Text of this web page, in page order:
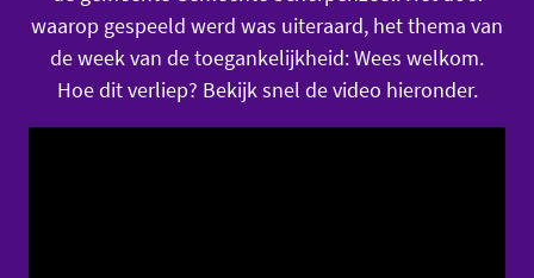
waarop gespeeld werd was uiteraard, het thema van
de week van de toegankelijkheid: Wees welkom.
Hoe dit verliep? Bekijk snel de video hieronder.